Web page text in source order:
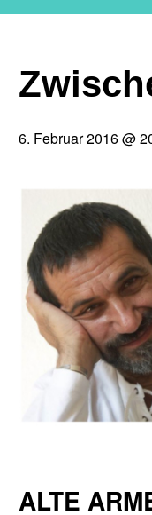
6. Februar 2016 @
ALTE